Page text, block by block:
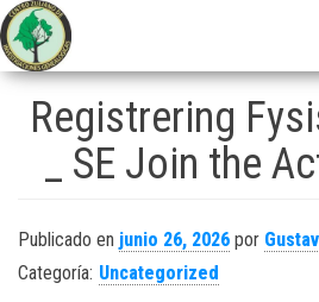
Investigaciones
Genealógicas
Registrering
_ SE Join the
Publicado en junio 26, 2026 por
Categoría: Uncategorized